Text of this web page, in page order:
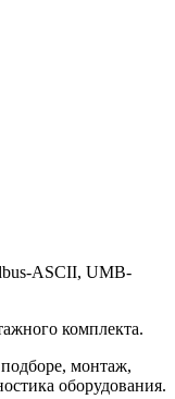
ASCII, UMB-
комплекта.
монтаж,
оборудования.